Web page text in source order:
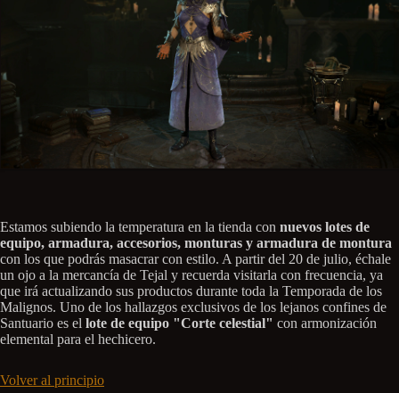
Estamos subiendo la temperatura en la tienda con nuevos lotes de
equipo, armadura, accesorios, monturas y armadura de montura
con los que podrás masacrar con estilo. A partir del 20 de julio, échale
un ojo a la mercancía de Tejal y recuerda visitarla con frecuencia, ya
que irá actualizando sus productos durante toda la Temporada de los
Malignos. Uno de los hallazgos exclusivos de los lejanos confines de
Santuario es el lote de equipo "Corte celestial" con armonización
elemental para el hechicero.
Volver al principio